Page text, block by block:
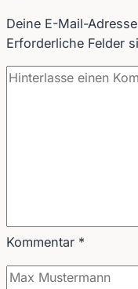
Deine E-Mail-
Erforderliche Felder
Kommentar *